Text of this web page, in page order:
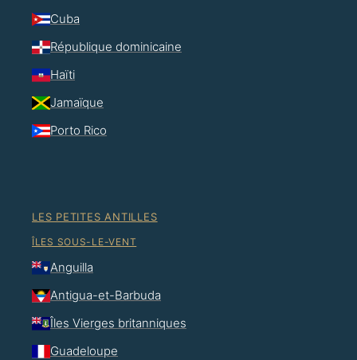
Cuba
République dominicaine
Haïti
Jamaïque
Porto Rico
LES PETITES ANTILLES
ÎLES SOUS-LE-VENT
Anguilla
Antigua-et-Barbuda
Îles Vierges britanniques
Guadeloupe